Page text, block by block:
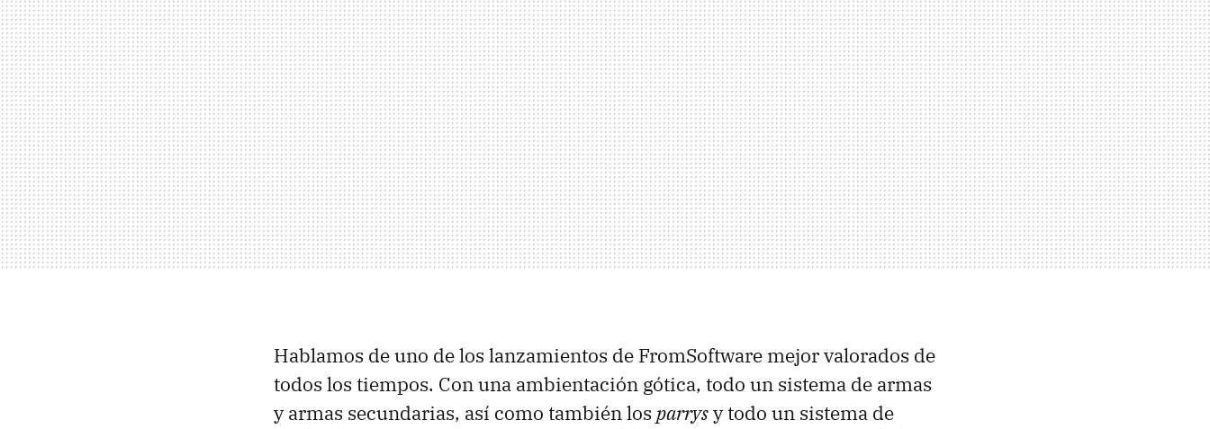
Hablamos de uno de los lanzamientos de FromSoftware mejor valorados de
todos los tiempos. Con una ambientación gótica, todo un sistema de armas
y armas secundarias, así como también los parrysy todo un sistema de